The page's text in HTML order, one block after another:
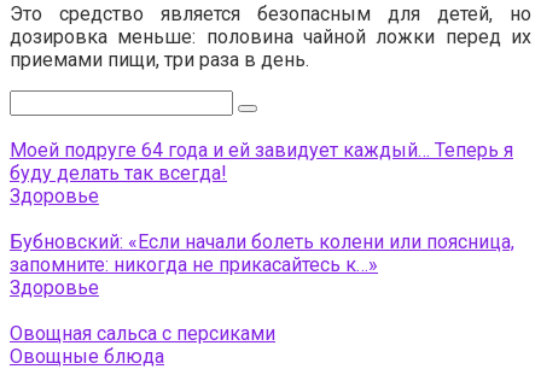
Это средство является безопасным для детей, но
дозировка меньше: половина чайной ложки перед их
приемами пищи, три раза в день.
Моей подруге 64 года и ей завидует каждый… Теперь я
буду делать так всегда!
Здоровье
Бубновский: «Если начали болеть колени или поясница,
запомните: никогда не прикасайтесь к…»
Здоровье
Овощная сальса с персиками
Овощные блюда